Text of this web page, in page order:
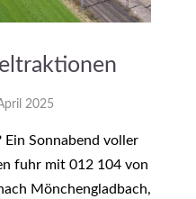
2025
Ein Sonnabend voller
fuhr mit 012 104 von
Mönchengladbach,